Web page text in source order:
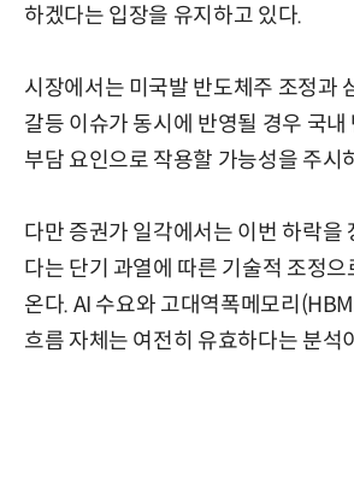
하겠다는 입장을 유지하고 있다.
시장에서는 미국발 반도체주 조정과
갈등 이슈가 동시에 반영될 경우 국내
부담 요인으로 작용할 가능성을 주시
다만 증권가 일각에서는 이번 하락을
다는 단기 과열에 따른 기술적 조정
온다. AI 수요와 고대역폭메모리
흐름 자체는 여전히 유효하다는 분석